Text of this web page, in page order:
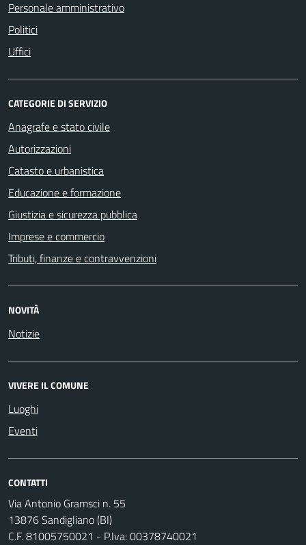
Personale amministrativo
Politici
Uffici
CATEGORIE DI SERVIZIO
Anagrafe e stato civile
Autorizzazioni
Catasto e urbanistica
Educazione e formazione
Giustizia e sicurezza pubblica
Imprese e commercio
Tributi, finanze e contravvenzioni
NOVITÀ
Notizie
VIVERE IL COMUNE
Luoghi
Eventi
CONTATTI
Via Antonio Gramsci n. 55
13876 Sandigliano (BI)
C.F. 81005750021 - P.Iva: 00378740021